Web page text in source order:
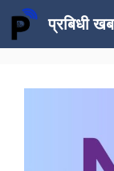
Skip
content
प्रबिधी